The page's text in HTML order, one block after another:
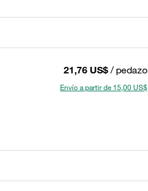
21,76 US$ / pedazo
Envío a partir de 15,00 US$